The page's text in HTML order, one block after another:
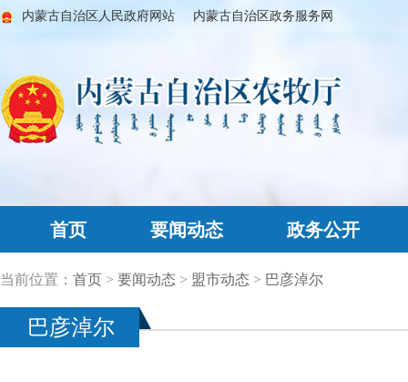
内蒙古自治区人民政府网站 内蒙古自治区政务服务网
首页 要闻动态 政务公开
当前位置： 首页 > 要闻动态 > 盟市动态 > 巴彦淖尔
巴彦淖尔